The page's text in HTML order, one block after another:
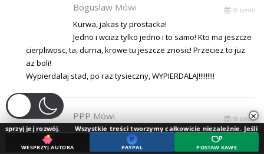
Boguslaw Mówi % temu
Kurwa, jakas ty prostacka!
Jedno i wciaz tylko jedno i to samo! Kto ma jeszcze
cierpliwosc, ta, durna, krowe tu jeszcze znosic! Przeciez to juz
az boli!
Wypierdalaj stad, po raz tysieczny, WYPIERDALAJ!!!!!!!!!
PPP Mówi % temu
nie rozumiesz że tej wywłoce twoja złość to woda
na młyn? mówiłem – ignorować tą przemądrzałą
×
Wszystkie treści tworzymy całkowicie niezależnie. Jeśli doceniasz
WESPRZYJ AUTORA PAYPAL POSTAW KAWĘ